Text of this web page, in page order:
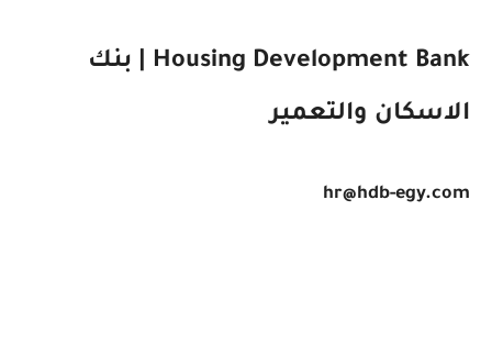
Housing Development Bank | بنك
الاسكان والتعمير
hr@hdb-egy.com